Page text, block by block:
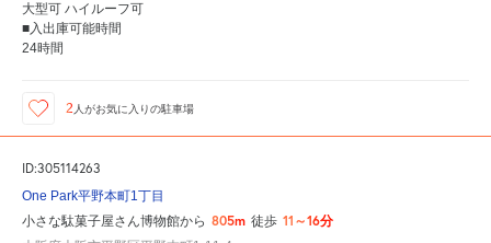
大型可 ハイルーフ可
■入出庫可能時間
24時間
2 人がお気に入りの駐車場
ID:305114263
One Park平野本町1丁目
小さな駄菓子屋さん博物館から 805m 徒歩 11～16分